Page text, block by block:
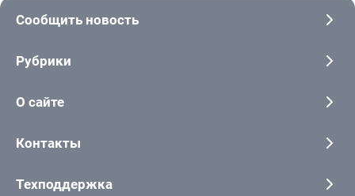
Сообщить новость
Рубрики
О сайте
Контакты
Техподдержка